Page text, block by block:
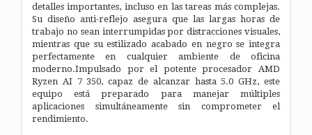
detalles importantes, incluso en las tareas más complejas.
Su diseño anti-reflejo asegura que las largas horas de
trabajo no sean interrumpidas por distracciones visuales,
mientras que su estilizado acabado en negro se integra
perfectamente en cualquier ambiente de oficina
moderno.Impulsado por el potente procesador AMD
Ryzen AI 7 350, capaz de alcanzar hasta 5.0 GHz, este
equipo está preparado para manejar múltiples
aplicaciones simultáneamente sin comprometer el
rendimiento.